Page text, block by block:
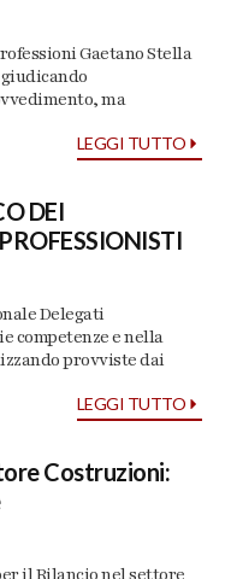
Gaetano Stella
ma
LEGGI TUTTO
DEI
Delegati
competenze e nella
provviste dai
LEGGI TUTTO
Costruzioni: